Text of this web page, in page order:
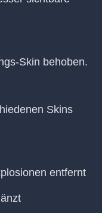
Skin behoben.
Skins
entfernt